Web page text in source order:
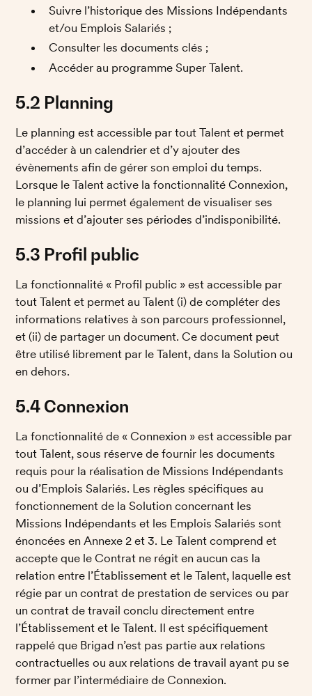
Suivre l’historique des Missions Indépendants
et/ou Emplois Salariés ;
Consulter les documents clés ;
Accéder au programme Super Talent.
5.2 Planning
Le planning est accessible par tout Talent et permet
d’accéder à un calendrier et d’y ajouter des
évènements afin de gérer son emploi du temps.
Lorsque le Talent active la fonctionnalité Connexion,
le planning lui permet également de visualiser ses
missions et d’ajouter ses périodes d’indisponibilité.
5.3 Profil public
La fonctionnalité « Profil public » est accessible par
tout Talent et permet au Talent (i) de compléter des
informations relatives à son parcours professionnel,
et (ii) de partager un document. Ce document peut
être utilisé librement par le Talent, dans la Solution ou
en dehors.
5.4 Connexion
La fonctionnalité de « Connexion » est accessible par
tout Talent, sous réserve de fournir les documents
requis pour la réalisation de Missions Indépendants
ou d’Emplois Salariés. Les règles spécifiques au
fonctionnement de la Solution concernant les
Missions Indépendants et les Emplois Salariés sont
énoncées en Annexe 2 et 3. Le Talent comprend et
accepte que le Contrat ne régit en aucun cas la
relation entre l’Établissement et le Talent, laquelle est
régie par un contrat de prestation de services ou par
un contrat de travail conclu directement entre
l’Établissement et le Talent. Il est spécifiquement
rappelé que Brigad n’est pas partie aux relations
contractuelles ou aux relations de travail ayant pu se
former par l’intermédiaire de Connexion.